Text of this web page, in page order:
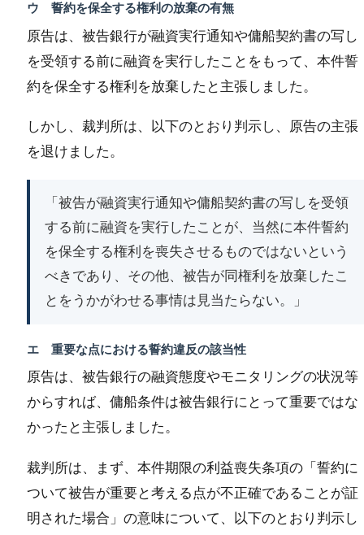
ウ 誓約を保全する権利の放棄の有無
原告は、被告銀行が融資実行通知や傭船契約書の写し
を受領する前に融資を実行したことをもって、本件誓
約を保全する権利を放棄したと主張しました。
しかし、裁判所は、以下のとおり判示し、原告の主張
を退けました。
「被告が融資実行通知や傭船契約書の写しを受領
する前に融資を実行したことが、当然に本件誓約
を保全する権利を喪失させるものではないという
べきであり、その他、被告が同権利を放棄したこ
とをうかがわせる事情は見当たらない。」
エ 重要な点における誓約違反の該当性
原告は、被告銀行の融資態度やモニタリングの状況等
からすれば、傭船条件は被告銀行にとって重要ではな
かったと主張しました。
裁判所は、まず、本件期限の利益喪失条項の「誓約に
ついて被告が重要と考える点が不正確であることが証
明された場合」の意味について、以下のとおり判示し